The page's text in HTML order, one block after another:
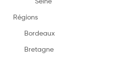
Régions
Bordeaux
Bretagne